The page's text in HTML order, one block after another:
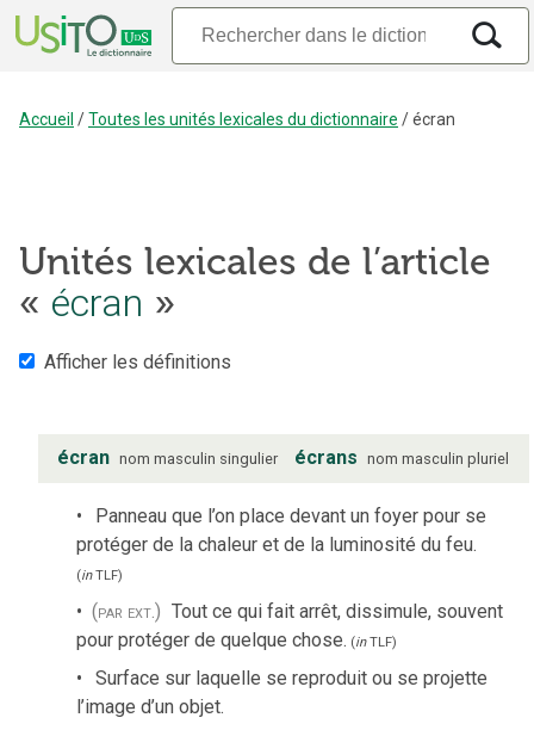
Accueil /Toutes les unités lexicales du dictionnaire /écran
Unités lexicales de l’article
« écran »
Afficher les définitions
écran nom masculin singulier écrans nom masculin pluriel
Panneau que l’on place devant un foyer pour se
protéger de la chaleur et de la luminosité du feu.
(inTLF)
(par ext.) Tout ce qui fait arrêt, dissimule, souvent
pour protéger de quelque chose. (inTLF)
Surface sur laquelle se reproduit ou se projette
l’image d’un objet.